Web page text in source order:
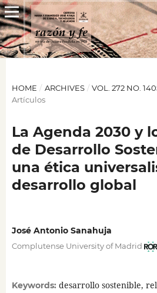
HOME / ARCHIVES / VOL. 272 NO.
Artículos
La Agenda 2030 y
de Desarrollo
una ética
desarrollo global
José Antonio Sanahuja
Complutense University of Madrid
Keywords: desarrollo sostenible,